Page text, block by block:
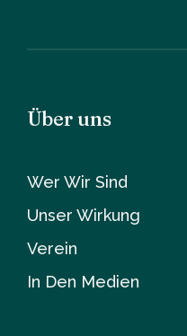
Über uns
Wer Wir Sind
Unser Wirkung
Verein
In Den Medien